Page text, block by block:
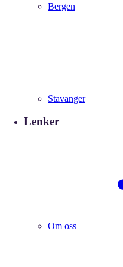
Bergen
Stavanger
Lenker
Om oss